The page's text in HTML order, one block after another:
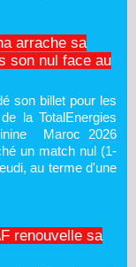
arrache sa
son nul face au
son billet pour les
la TotalEnergies
Maroc 2026
un match nul (1-
au terme d'une
renouvelle sa